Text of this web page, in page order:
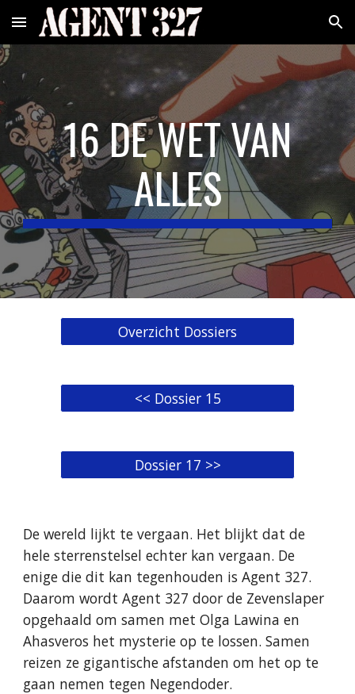
Skip to main content Skip to navigation
16 DE WET VAN
ALLES
Overzicht Dossiers
<< Dossier 15
Dossier 17 >>
De wereld lijkt te vergaan. Het blijkt dat de
hele sterrenstelsel echter kan vergaan. De
enige die dit kan tegenhouden is Agent 327.
Daarom wordt Agent 327 door de Zevenslaper
opgehaald om samen met Olga Lawina en
Ahasveros het mysterie op te lossen. Samen
reizen ze gigantische afstanden om het op te
gaan nemen tegen Negendoder.